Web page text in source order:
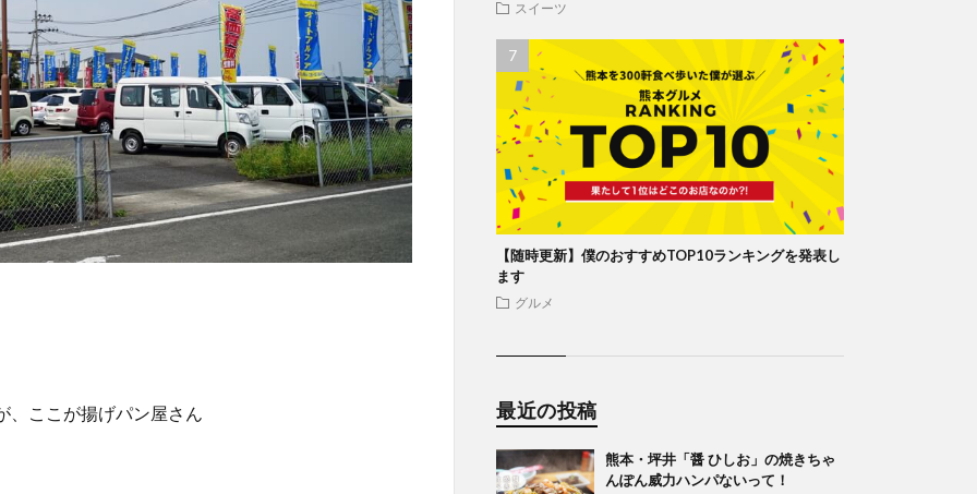
、ここが揚げパン屋さん
スイーツ
【随時更新】僕のおすすめTOP10ランキングを発表し
ます
グルメ
最近の投稿
熊本・坪井「醤 ひしお」の焼きちゃ
んぽん威力ハンパないって！